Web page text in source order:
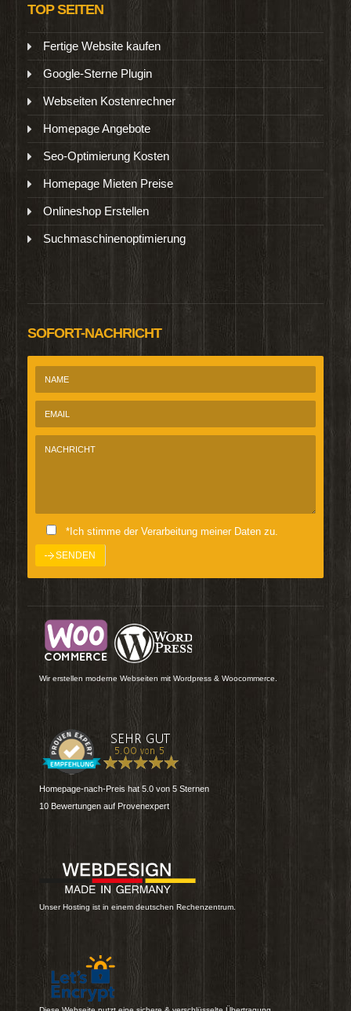
TOP SEITEN
Fertige Website kaufen
Google-Sterne Plugin
Webseiten Kostenrechner
Homepage Angebote
Seo-Optimierung Kosten
Homepage Mieten Preise
Onlineshop Erstellen
Suchmaschinenoptimierung
SOFORT-NACHRICHT
*Ich stimme der Verarbeitung meiner Daten zu.
Wir erstellen moderne Webseiten mit Wordpress & Woocommerce.
Homepage-nach-Preis hat 5.0 von 5 Sternen
10 Bewertungen auf Provenexpert
Unser Hosting ist in einem deutschen Rechenzentrum.